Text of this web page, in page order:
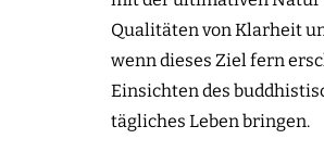
Qualitäten von Klarheit
wenn dieses Ziel fern
Einsichten des
tägliches Leben bringen.